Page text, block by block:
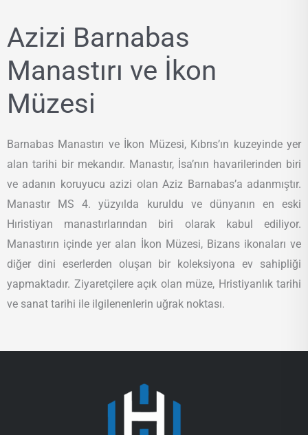
Azizi Barnabas
Manastırı ve İkon
Müzesi
Barnabas Manastırı ve İkon Müzesi, Kıbrıs’ın kuzeyinde yer
alan tarihi bir mekandır. Manastır, İsa’nın havarilerinden biri
ve adanın koruyucu azizi olan Aziz Barnabas’a adanmıştır.
Manastır MS 4. yüzyılda kuruldu ve dünyanın en eski
Hıristiyan manastırlarından biri olarak kabul ediliyor.
Manastırın içinde yer alan İkon Müzesi, Bizans ikonaları ve
diğer dini eserlerden oluşan bir koleksiyona ev sahipliği
yapmaktadır. Ziyaretçilere açık olan müze, Hristiyanlık tarihi
ve sanat tarihi ile ilgilenenlerin uğrak noktası.